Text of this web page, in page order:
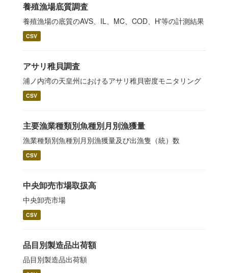
養殖漁場底質調査
養殖漁場の底質のAVS、IL、MC、COD、H'等の計測結果
CSV
アサリ稚貝調査
浦ノ内湾の天皇州におけるアサリ稚貝密度モニタリング
CSV
主要漁業種類別魚種別月別漁獲量
漁業種類別魚種別月別漁獲量及び出漁隻（統）数
CSV
中央卸売市場取扱高
中央卸売市場
CSV
品目別製造品出荷額
品目別製造品出荷額